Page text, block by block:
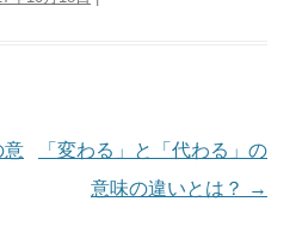
意
「変わる」と「代わる」の
意味の違いとは？
→